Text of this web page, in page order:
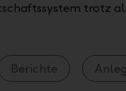
trotz
Berichte